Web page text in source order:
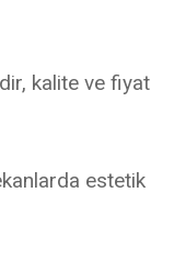
kalite ve fiyat
estetik